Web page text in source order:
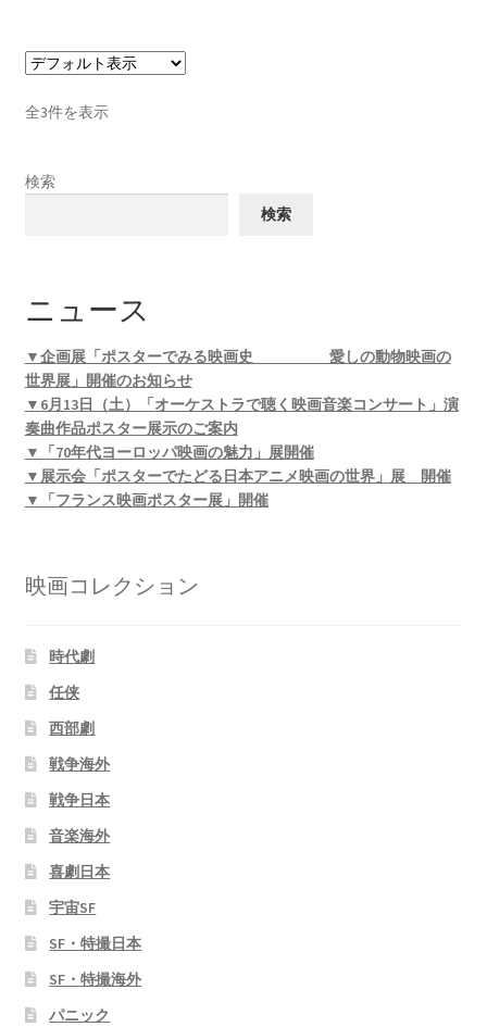
全3件を表示
検索
検索
ニュース
▼企画展「ポスターでみる映画史 愛しの動物映画の
世界展」開催のお知らせ
▼6月13日（土）「オーケストラで聴く映画音楽コンサート」演
奏曲作品ポスター展示のご案内
▼「70年代ヨーロッパ映画の魅力」展開催
▼展示会「ポスターでたどる日本アニメ映画の世界」展 開催
▼「フランス映画ポスター展」開催
映画コレクション
時代劇
任侠
西部劇
戦争海外
戦争日本
音楽海外
喜劇日本
宇宙SF
SF・特撮日本
SF・特撮海外
パニック